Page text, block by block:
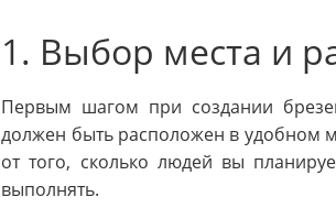
1. Выбор места и
Первым шагом при создании
должен быть расположен в удобном
от того, сколько людей вы
выполнять.